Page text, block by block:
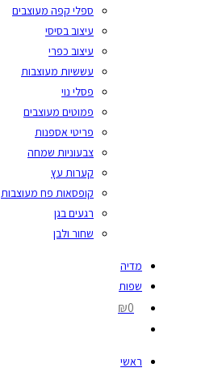
ספלי קפה מעוצבים
עיצוב בסיסי
עיצוב כפרי
עששיות מעוצבות
פסלי נוי
פמוטים מעוצבים
פריטי אספנות
צבעוניות שמחה
קערות עץ
קופסאות פח מעוצבות
רגעים בגן
שחור ולבן
מדיה
שפות
₪0
ראשי